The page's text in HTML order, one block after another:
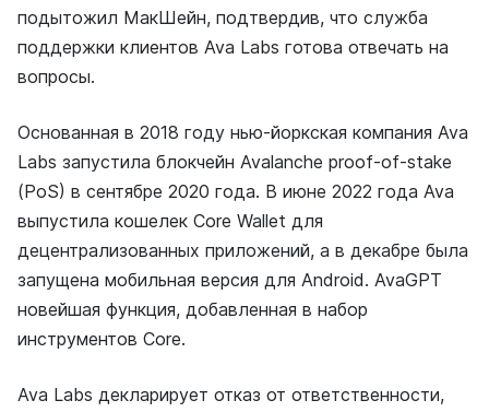
подытожил МакШейн, подтвердив, что служба
поддержки клиентов Ava Labs готова отвечать на
вопросы.
Основанная в 2018 году нью-йоркская компания Ava
Labs запустила блокчейн Avalanche proof-of-stake
(PoS) в сентябре 2020 года. В июне 2022 года Ava
выпустила кошелек Core Wallet для
децентрализованных приложений, а в декабре была
запущена мобильная версия для Android. AvaGPT
новейшая функция, добавленная в набор
инструментов Core.
Ava Labs декларирует отказ от ответственности,